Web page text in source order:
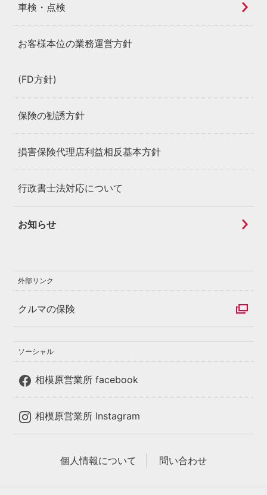
車検・点検
お客様本位の業務運営方針
(FD方針)
保険の勧誘方針
損害保険代理店利益相反基本方針
行政書士法対応について
お知らせ
外部リンク
クルマの保険
ソーシャル
相模原営業所 facebook
相模原営業所 Instagram
個人情報について 問い合わせ